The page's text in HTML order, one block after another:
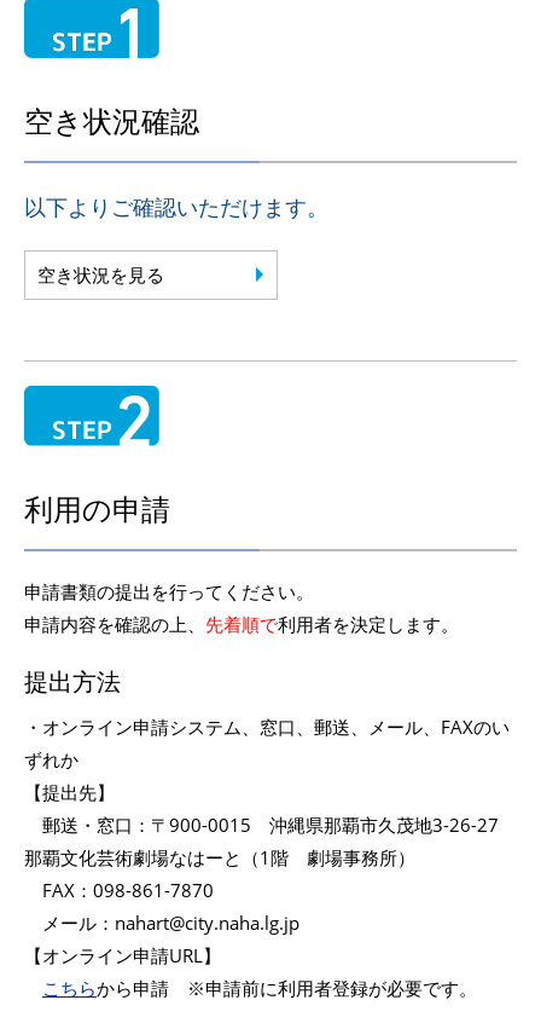
空き状況確認
以下よりご確認いただけます。
空き状況を見る
利用の申請
申請書類の提出を行ってください。
申請内容を確認の上、 先着順で利用者を決定します。
提出方法
・オンライン申請システム、窓口、郵送、メール、FAXのい
ずれか
【提出先】
郵送・窓口：〒900-0015 沖縄県那覇市久茂地3-26-27
那覇文化芸術劇場なはーと（1階 劇場事務所）
FAX：098-861-7870
メール：nahart@city.naha.lg.jp
【オンライン申請URL】
こちらから申請 ※申請前に利用者登録が必要です。